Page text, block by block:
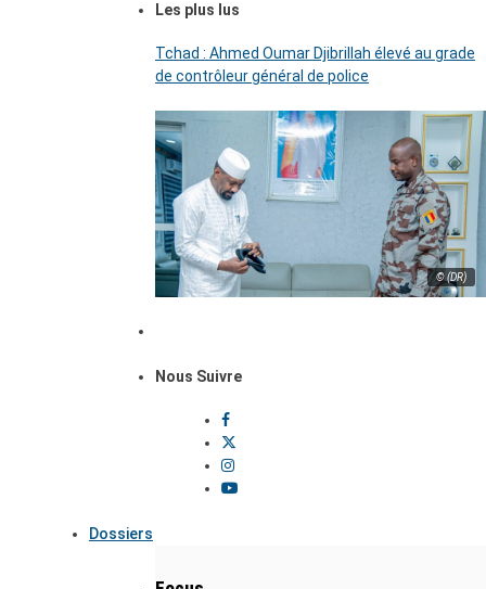
Les plus lus
Tchad : Ahmed Oumar Djibrillah élevé au grade
de contrôleur général de police
© (DR)
Nous Suivre
Dossiers